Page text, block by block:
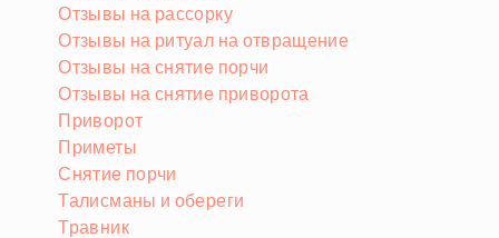
Отзывы на рассорку
Отзывы на ритуал на отвращение
Отзывы на снятие порчи
Отзывы на снятие приворота
Приворот
Приметы
Снятие порчи
Талисманы и обереги
Травник